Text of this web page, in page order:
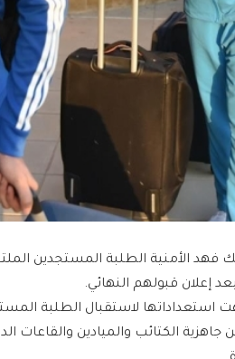
فهد الأمنية الطلبة المستجدين
استعداداتها لاستقبال الطلبة
جاهزية الكتائب والميادين والقاعات